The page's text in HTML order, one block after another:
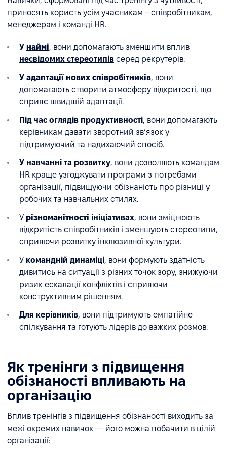
приносять користь усім учасникам – співробітникам,
менеджерам і команді HR.
У наймі, вони допомагають зменшити вплив
несвідомих стереотипів серед рекрутерів.
У адаптації нових співробітників, вони
допомагають створити атмосферу відкритості, що
сприяє швидшій адаптації.
Під час оглядів продуктивності, вони допомагають
керівникам давати зворотний зв’язок у
підтримуючий та надихаючий спосіб.
У навчанні та розвитку, вони дозволяють командам
HR краще узгоджувати програми з потребами
організації, підвищуючи обізнаність про різниці у
робочих та навчальних стилях.
У різноманітності ініціативах, вони зміцнюють
відкритість співробітників і зменшують стереотипи,
сприяючи розвитку інклюзивної культури.
У командній динаміці, вони формують здатність
дивитись на ситуації з різних точок зору, знижуючи
ризик ескалації конфліктів і сприяючи
конструктивним рішенням.
Для керівників, вони підтримують емпатійне
спілкування та готують лідерів до важких розмов.
Як тренінги з підвищення
обізнаності впливають на
організацію
Вплив тренінгів з підвищення обізнаності виходить за
межі окремих навичок — його можна побачити в цілій
організації: